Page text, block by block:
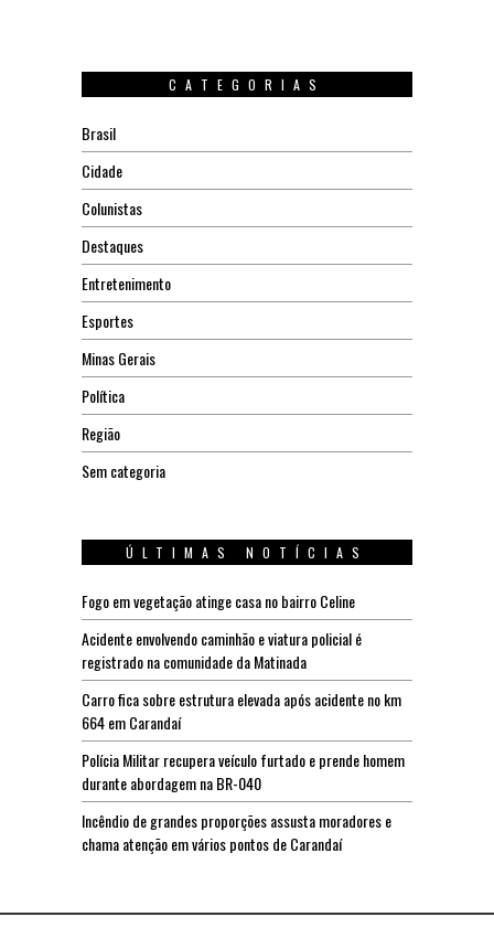
CATEGORIAS
Brasil
Cidade
Colunistas
Destaques
Entretenimento
Esportes
Minas Gerais
Política
Região
Sem categoria
ÚLTIMAS NOTÍCIAS
Fogo em vegetação atinge casa no bairro Celine
Acidente envolvendo caminhão e viatura policial é
registrado na comunidade da Matinada
Carro fica sobre estrutura elevada após acidente no km
664 em Carandaí
Polícia Militar recupera veículo furtado e prende homem
durante abordagem na BR-040
Incêndio de grandes proporções assusta moradores e
chama atenção em vários pontos de Carandaí